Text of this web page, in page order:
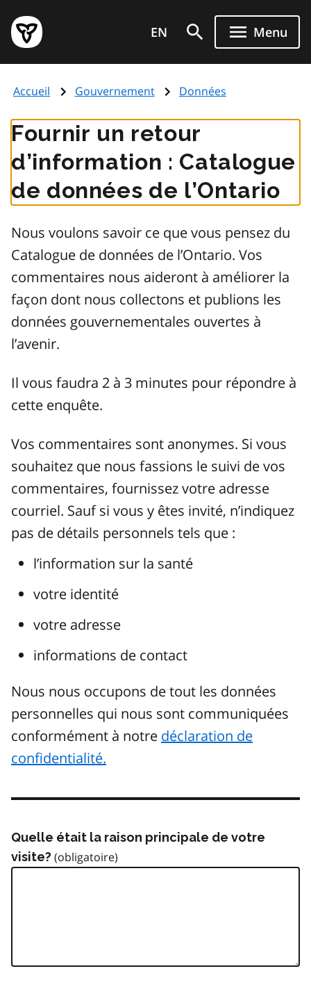
au
contenu
principal
Page
d'accueil
de
EN Menu
Accueil Gouvernement Données
Fournir un retour
d’information : Catalogue
de données de l’Ontario
Nous voulons savoir ce que vous pensez du
Catalogue de données de l’Ontario. Vos
commentaires nous aideront à améliorer la
façon dont nous collectons et publions les
données gouvernementales ouvertes à
l’avenir.
Il vous faudra 2 à 3 minutes pour répondre à
cette enquête.
Vos commentaires sont anonymes. Si vous
souhaitez que nous fassions le suivi de vos
commentaires, fournissez votre adresse
courriel. Sauf si vous y êtes invité, n’indiquez
pas de détails personnels tels que :
l’information sur la santé
votre identité
votre adresse
informations de contact
Nous nous occupons de tout les données
personnelles qui nous sont communiquées
conformément à notre déclaration de
confidentialité.
Quelle était la raison principale de votre
visite?